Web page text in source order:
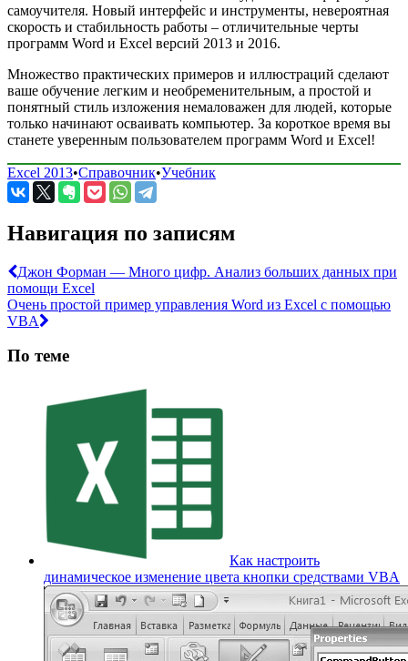
самоучителя. Новый интерфейс и инструменты, невероятная
скорость и стабильность работы – отличительные черты
программ Word и Excel версий 2013 и 2016.
Множество практических примеров и иллюстраций сделают
ваше обучение легким и необременительным, а простой и
понятный стиль изложения немаловажен для людей, которые
только начинают осваивать компьютер. За короткое время вы
станете уверенным пользователем программ Word и Excel!
Excel 2013•Справочник•Учебник
Навигация по записям
Джон Форман — Много цифр. Анализ больших данных при
помощи Excel
Очень простой пример управления Word из Excel с помощью
VBA
По теме
Как настроить
динамическое изменение цвета кнопки средствами VBA